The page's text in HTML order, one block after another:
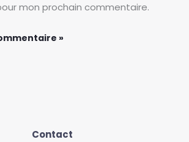
mon prochain commentaire.
Contact